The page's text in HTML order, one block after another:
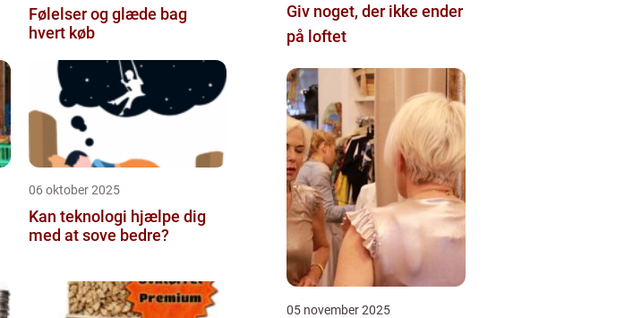
Følelser og glæde bag
hvert køb
06 oktober 2025
Kan teknologi hjælpe dig
med at sove bedre?
Giv noget, der ikke ender
på loftet
05 november 2025